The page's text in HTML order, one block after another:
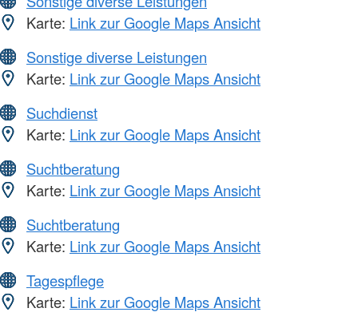
Karte: Link zur Google Maps Ansicht
Sonstige diverse Leistungen
Karte: Link zur Google Maps Ansicht
Suchdienst
Karte: Link zur Google Maps Ansicht
Suchtberatung
Karte: Link zur Google Maps Ansicht
Suchtberatung
Karte: Link zur Google Maps Ansicht
Tagespflege
Karte: Link zur Google Maps Ansicht